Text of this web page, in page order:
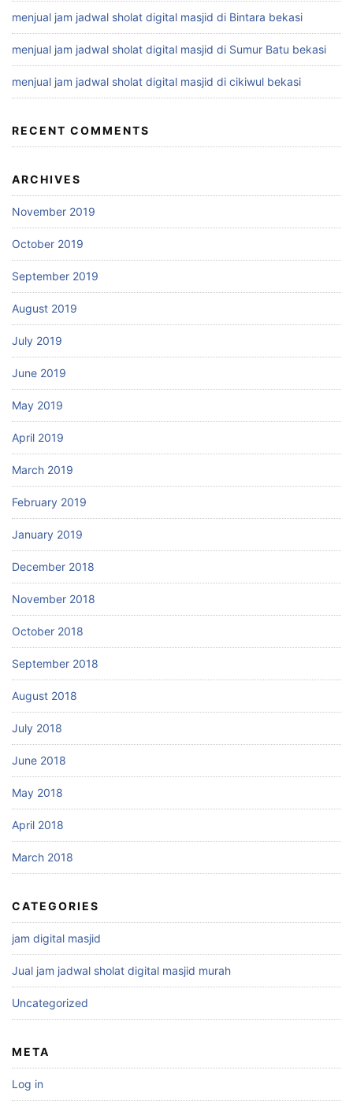
menjual jam jadwal sholat digital masjid di Bintara bekasi
menjual jam jadwal sholat digital masjid di Sumur Batu bekasi
menjual jam jadwal sholat digital masjid di cikiwul bekasi
RECENT COMMENTS
ARCHIVES
November 2019
October 2019
September 2019
August 2019
July 2019
June 2019
May 2019
April 2019
March 2019
February 2019
January 2019
December 2018
November 2018
October 2018
September 2018
August 2018
July 2018
June 2018
May 2018
April 2018
March 2018
CATEGORIES
jam digital masjid
Jual jam jadwal sholat digital masjid murah
Uncategorized
META
Log in